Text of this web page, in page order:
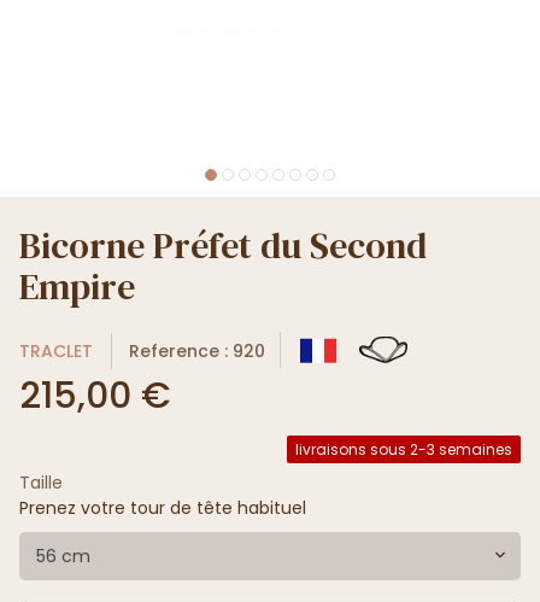
Bicorne Préfet du Second
Empire
TRACLET Reference : 920
215,00 €
livraisons sous 2-3 semaines
Taille
Prenez votre tour de tête habituel
56 cm